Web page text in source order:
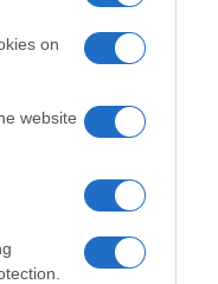
on
website